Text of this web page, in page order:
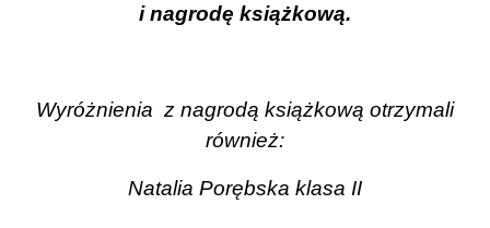
i nagrodę książkową.
Wyróżnienia z nagrodą książkową otrzymali
również:
Natalia Porębska klasa II